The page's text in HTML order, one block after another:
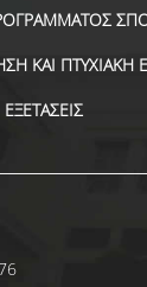
ΚΑΙ ΠΤΥΧΙΑΚΗ
ΕΞΕΤΑΣΕΙΣ